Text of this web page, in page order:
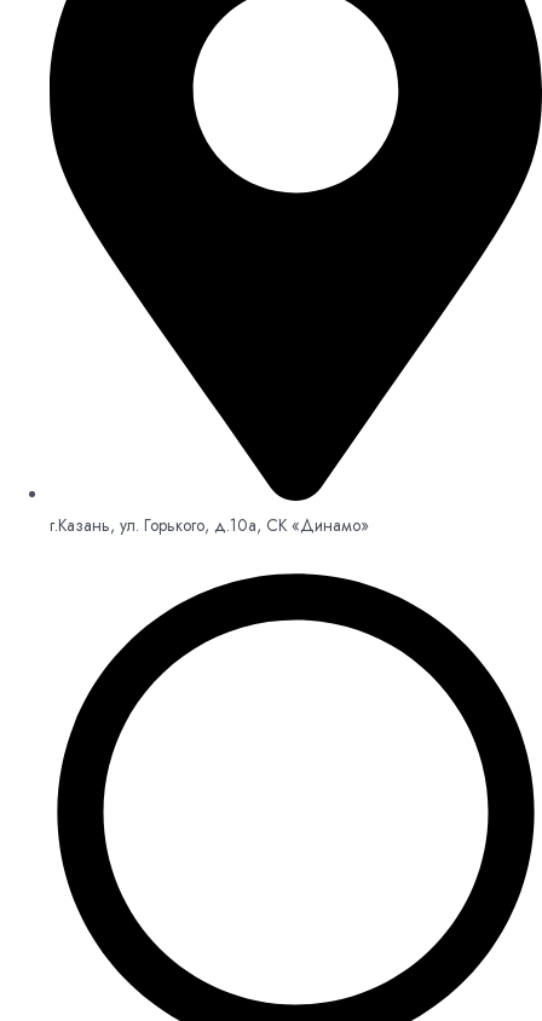
г.Казань, ул. Горького, д.10а, СК «Динамо»